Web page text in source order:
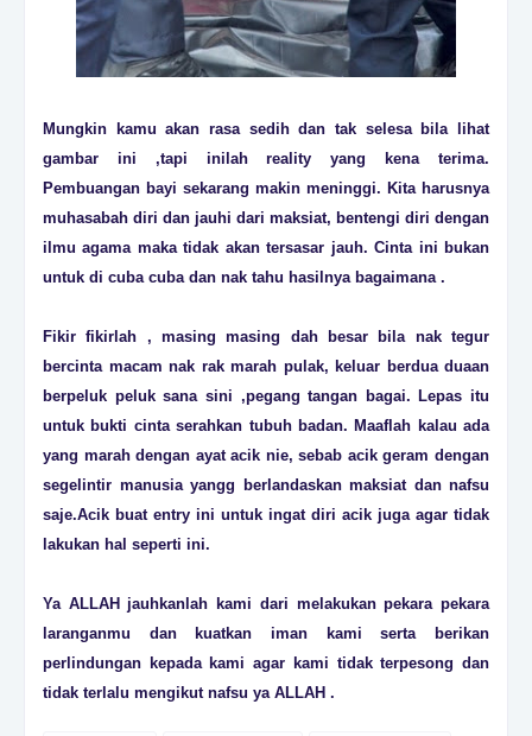
Mungkin kamu akan rasa sedih dan tak selesa bila lihat
gambar ini ,tapi inilah reality yang kena terima.
Pembuangan bayi sekarang makin meninggi. Kita harusnya
muhasabah diri dan jauhi dari maksiat, bentengi diri dengan
ilmu agama maka tidak akan tersasar jauh. Cinta ini bukan
untuk di cuba cuba dan nak tahu hasilnya bagaimana .
Fikir fikirlah , masing masing dah besar bila nak tegur
bercinta macam nak rak marah pulak, keluar berdua duaan
berpeluk peluk sana sini ,pegang tangan bagai. Lepas itu
untuk bukti cinta serahkan tubuh badan. Maaflah kalau ada
yang marah dengan ayat acik nie, sebab acik geram dengan
segelintir manusia yangg berlandaskan maksiat dan nafsu
saje.Acik buat entry ini untuk ingat diri acik juga agar tidak
lakukan hal seperti ini.
Ya ALLAH jauhkanlah kami dari melakukan pekara pekara
laranganmu dan kuatkan iman kami serta berikan
perlindungan kepada kami agar kami tidak terpesong dan
tidak terlalu mengikut nafsu ya ALLAH .